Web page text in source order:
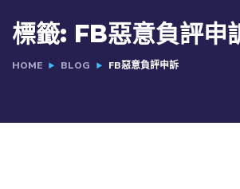
標籤: FB惡意負評申
HOME BLOG FB惡意負評申訴